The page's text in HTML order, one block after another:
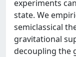
experiments
state. We
semiclassical
gravitational
decoupling the